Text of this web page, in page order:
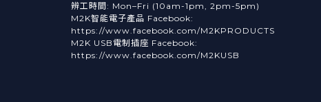
辨工時間: Mon–Fri (10am-1pm, 2pm-5pm)
M2K智能電子產品 Facebook:
https://www.facebook.com/M2KPRODUCTS
M2K USB電制插座 Facebook:
https://www.facebook.com/M2KUSB